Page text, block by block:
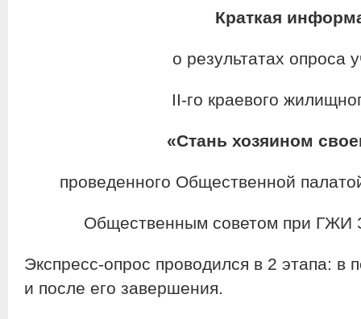
Краткая
о результатах опроса
II-го краевого
«Стань хозяином
проведенного Общественной
Общественным советом при ГЖИ
Экспресс-опрос проводился в 2 этапа: в
и после его завершения.